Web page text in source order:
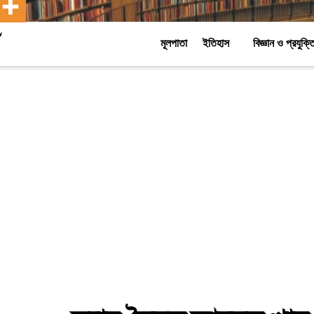
মূলপাতা ইতিহাস বিজ্ঞান ও